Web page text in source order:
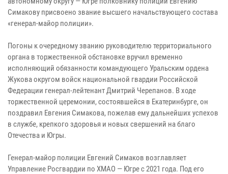
Симакову присвоено звание высшего начальствующего состава
«генерал-майор полиции».
Погоны к очередному званию руководителю территориального
органа в торжественной обстановке вручил временно
исполняющий обязанности командующего Уральским ордена
Жукова округом войск национальной гвардии Российской
Федерации генерал-лейтенант Дмитрий Черепанов. В ходе
торжественной церемонии, состоявшейся в Екатеринбурге, он
поздравил Евгения Симакова, пожелав ему дальнейших успехов
в службе, крепкого здоровья и новых свершений на благо
Отечества и Югры.
Генерал-майор полиции Евгений Симаков возглавляет
Управление Росгвардии по ХМАО — Югре с 2021 года. Под его